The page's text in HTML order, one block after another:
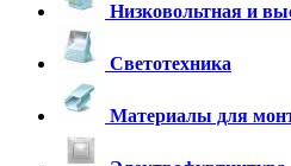
Низковольтная и
Светотехника
Материалы для